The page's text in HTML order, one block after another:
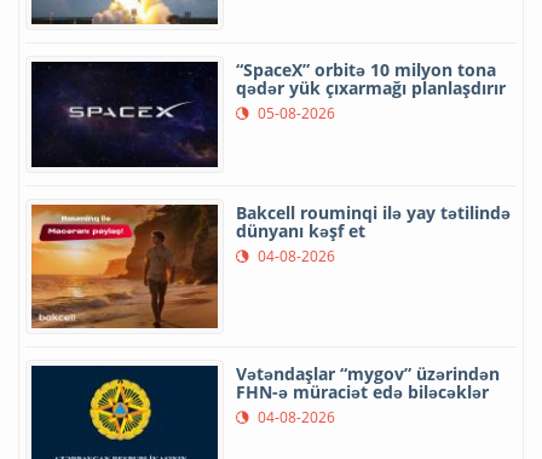
“SpaceX” orbitə 10 milyon tona
qədər yük çıxarmağı planlaşdırır
05-08-2026
Bakcell rouminqi ilə yay tətilində
dünyanı kəşf et
04-08-2026
Vətəndaşlar “mygov” üzərindən
FHN-ə müraciət edə biləcəklər
04-08-2026